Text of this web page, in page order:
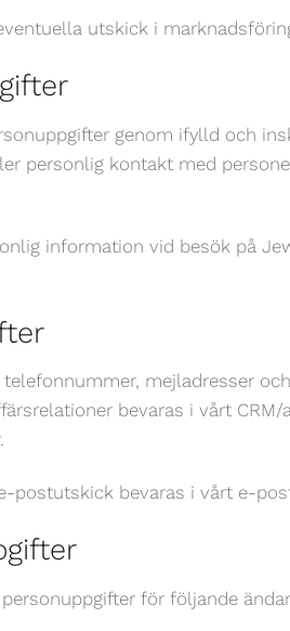
utskick i
genom ifylld och
personlig kontakt med
information vid besök på
mejladresser
bevaras i vårt
postutskick bevaras i vårt e-
för följande